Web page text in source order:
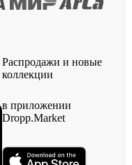
Распродажи и новые
коллекции
в приложении
Dropp.Market